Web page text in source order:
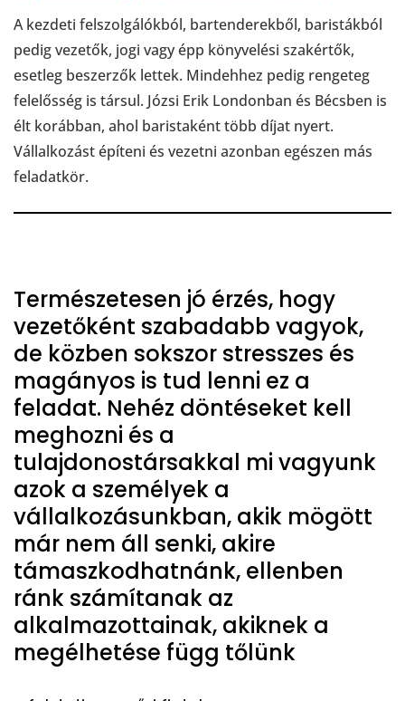
A kezdeti felszolgálókból, bartenderekből, baristákból
pedig vezetők, jogi vagy épp könyvelési szakértők,
esetleg beszerzők lettek. Mindehhez pedig rengeteg
felelősség is társul. Józsi Erik Londonban és Bécsben is
élt korábban, ahol baristaként több díjat nyert.
Vállalkozást építeni és vezetni azonban egészen más
feladatkör.
Természetesen jó érzés, hogy
vezetőként szabadabb vagyok,
de közben sokszor stresszes és
magányos is tud lenni ez a
feladat. Nehéz döntéseket kell
meghozni és a
tulajdonostársakkal mi vagyunk
azok a személyek a
vállalkozásunkban, akik mögött
már nem áll senki, akire
támaszkodhatnánk, ellenben
ránk számítanak az
alkalmazottainak, akiknek a
megélhetése függ tőlünk